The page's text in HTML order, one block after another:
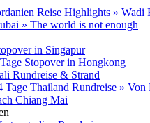
Reise Highlights » Wadi
» The world is not enough
in Singapur
Stopover in Hongkong
Rundreise & Strand
Tage Thailand Rundreise »
Chiang Mai